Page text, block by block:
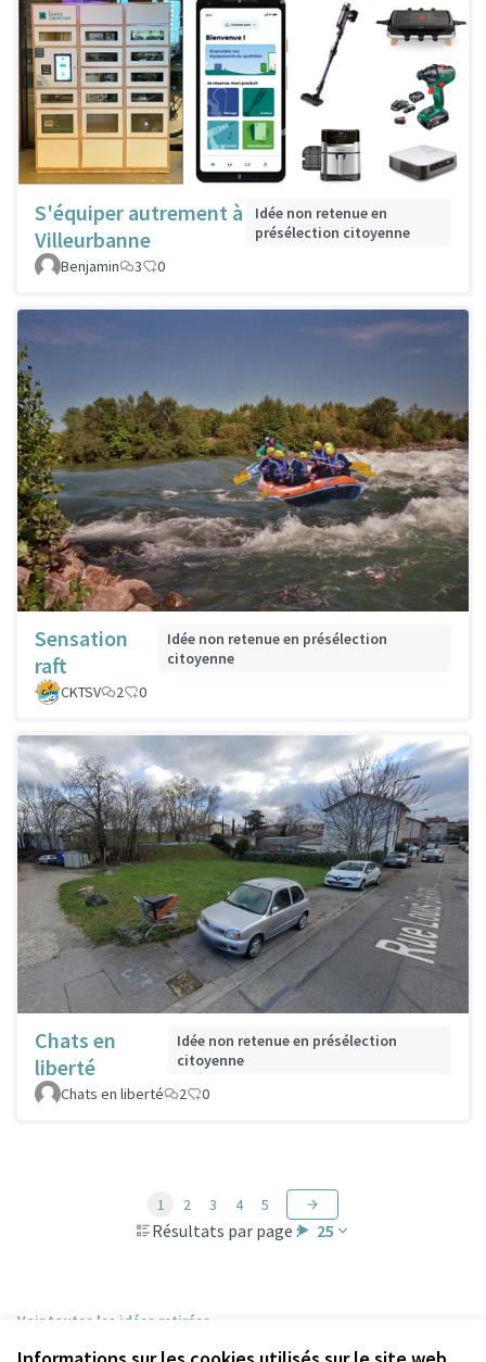
S'équiper autrement à
Villeurbanne
Idée non retenue en
présélection citoyenne
Benjamin
3 0
Sensation
raft
Idée non retenue en présélection
citoyenne
CKTSV
2 0
Chats en
liberté
Idée non retenue en présélection
citoyenne
Chats en liberté
2 0
Résultats par page : 25
1 2 3 4 5
Voir toutes les idées retirées